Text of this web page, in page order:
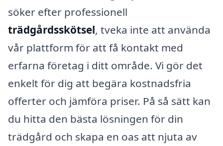
söker efter professionell
trädgårdsskötsel, tveka inte att använda
vår plattform för att få kontakt med
erfarna företag i ditt område. Vi gör det
enkelt för dig att begära kostnadsfria
offerter och jämföra priser. På så sätt kan
du hitta den bästa lösningen för din
trädgård och skapa en oas att njuta av